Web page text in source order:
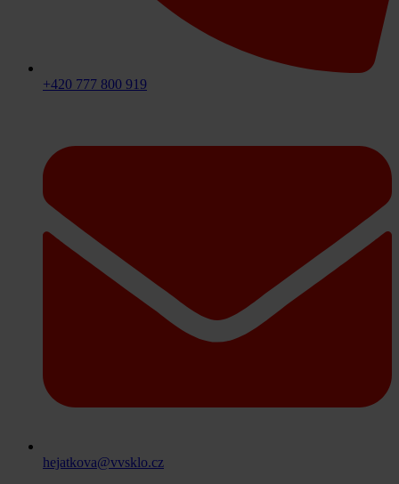
+420 777 800 919
hejatkova@vvsklo.cz